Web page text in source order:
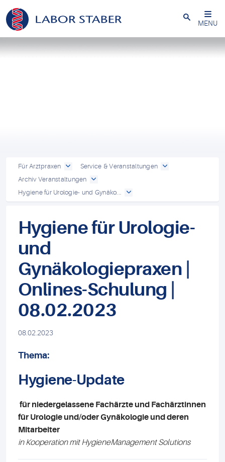
Schließen
MENU
Für Arztpraxen
Service & Veranstaltungen
Archiv Veranstaltungen
Hygiene für Urologie- und Gynäko...
Hygiene für Urologie-
und
Gynäkologiepraxen |
Onlines-Schulung |
08.02.2023
08.02.2023
Thema:
Hygiene-Update
für niedergelassene Fachärzte und Fachärztinnen
für Urologie und/oder Gynäkologie und deren
Mitarbeiter
in Kooperation mit HygieneManagement Solutions